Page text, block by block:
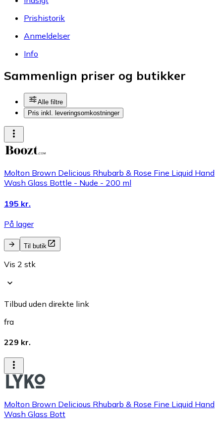
Prishistorik
Anmeldelser
Info
Sammenlign priser og butikker
Alle filtre
Pris inkl. leveringsomkostninger
Molton Brown Delicious Rhubarb & Rose Fine Liquid Hand
Wash Glass Bottle - Nude - 200 ml
195 kr.
På lager
Til butik
Vis 2 stk
Tilbud uden direkte link
fra
229 kr.
Molton Brown Delicious Rhubarb & Rose Fine Liquid Hand
Wash Glass Bott